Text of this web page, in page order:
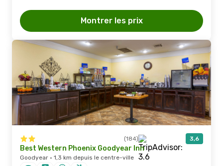
Montrer les prix
(184) 3,6
Best Western Phoenix Goodyear Inn
Goodyear · 1,3 km depuis le centre-ville